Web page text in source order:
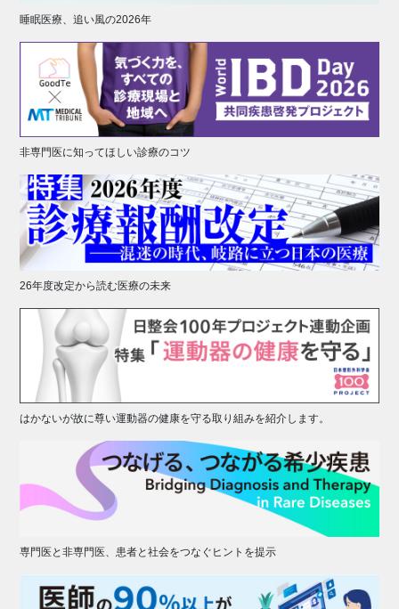
睡眠医療、追い風の2026年
非専門医に知ってほしい診療のコツ
26年度改定から読む医療の未来
はかないが故に尊い運動器の健康を守る取り組みを紹介します。
専門医と非専門医、患者と社会をつなぐヒントを提示